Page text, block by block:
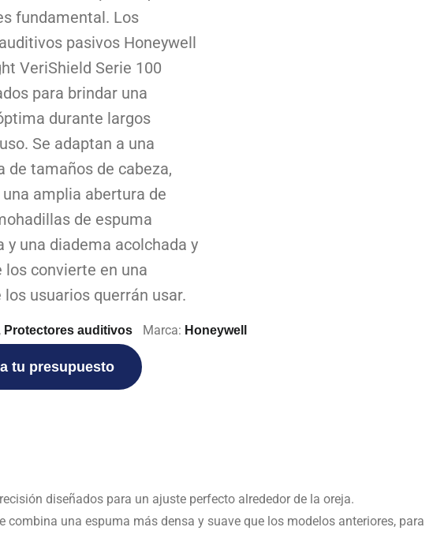
fundamental. Los
pasivos Honeywell
VeriShield Serie 100
para brindar una
durante largos
Se adaptan a una
de tamaños de cabeza,
amplia abertura de
de espuma
y una diadema acolchada y
los convierte en una
los usuarios querrán usar.
Protectores auditivos Marca: Honeywell
tu presupuesto
diseñados para un ajuste perfecto alrededor de la oreja.
combina una espuma más densa y suave que los modelos anteriores, para